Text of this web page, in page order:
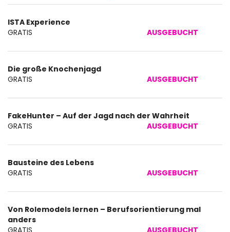
Produkte
Unkategorisierte
Produkte
ISTA Experience
GRATIS
AUSGEBUCHT
Die große Knochenjagd
GRATIS
AUSGEBUCHT
FakeHunter – Auf der Jagd nach der Wahrheit
GRATIS
AUSGEBUCHT
Bausteine des Lebens
GRATIS
AUSGEBUCHT
Von Rolemodels lernen – Berufsorientierung mal
anders